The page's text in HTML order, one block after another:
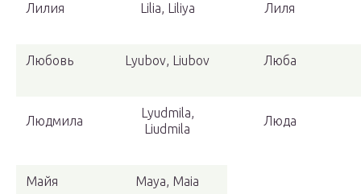
Лилия Lilia, Liliya Лиля
Любовь Lyubov, Liubov Люба
Людмила
Lyudmila,
Liudmila
Люда
Майя Maya, Maia